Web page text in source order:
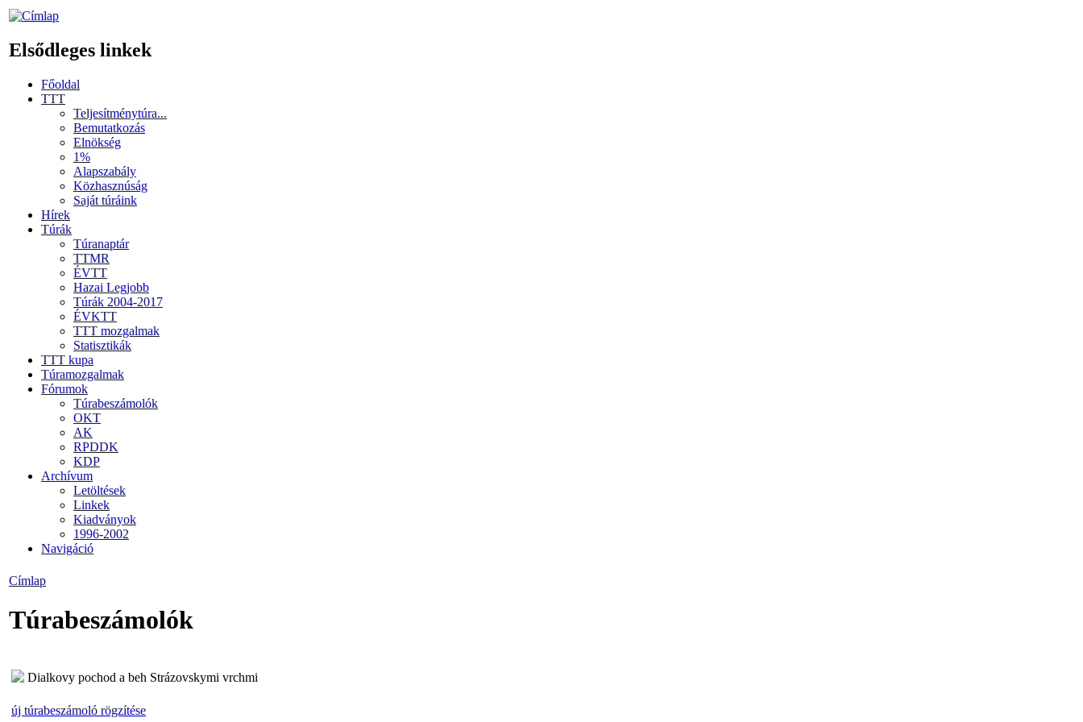
Elsődleges linkek
Főoldal
TTT
Teljesítménytúra...
Bemutatkozás
Elnökség
1%
Alapszabály
Közhasznúság
Saját túráink
Hírek
Túrák
Túranaptár
TTMR
ÉVTT
Hazai Legjobb
Túrák 2004-2017
ÉVKTT
TTT mozgalmak
Statisztikák
TTT kupa
Túramozgalmak
Fórumok
Túrabeszámolók
OKT
AK
RPDDK
KDP
Archívum
Letöltések
Linkek
Kiadványok
1996-2002
Navigáció
Címlap
Túrabeszámolók
Dialkovy pochod a beh Strázovskymi vrchmi
új túrabeszámoló rögzítése